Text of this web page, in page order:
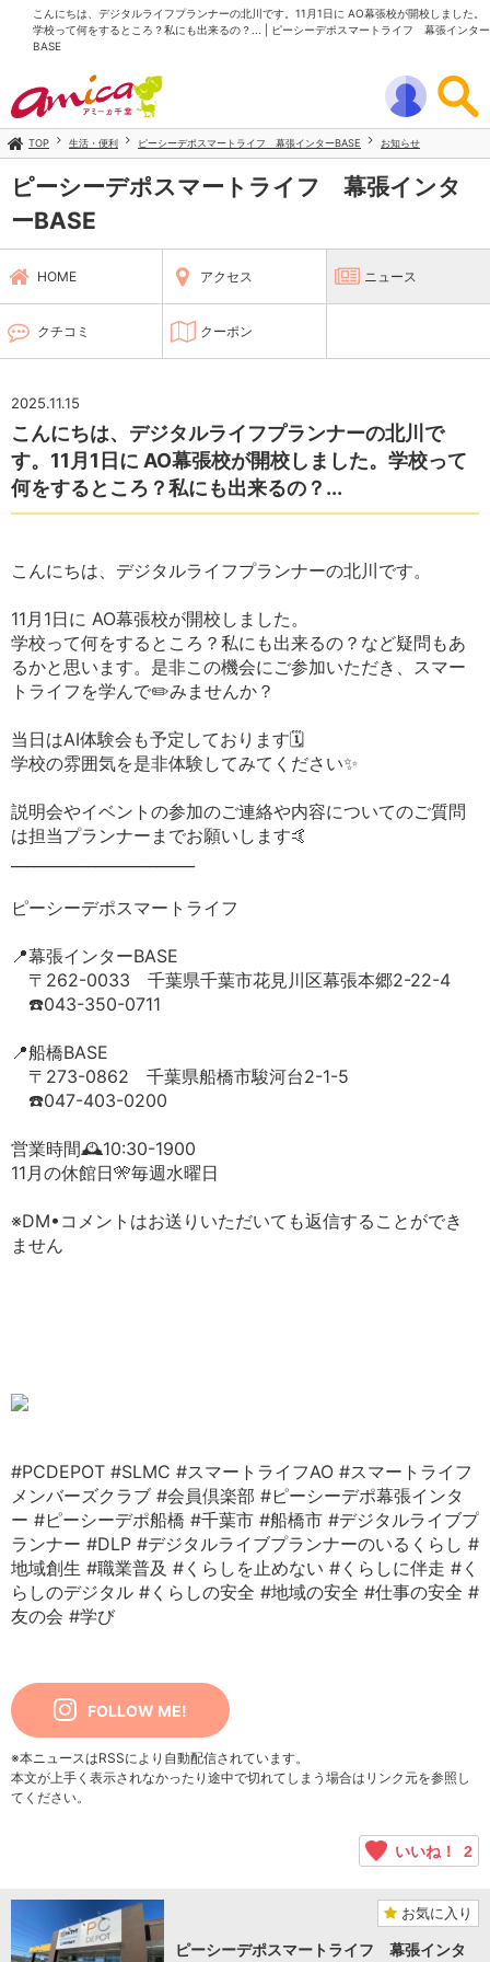
こんにちは、デジタルライフプランナーの北川です。11月1日に AO幕張校が開校しました。
学校って何をするところ？私にも出来るの？... | ピーシーデポスマートライフ 幕張インター
BASE
TOP 生活・便利 ピーシーデポスマートライフ 幕張インターBASE お知らせ
ピーシーデポスマートライフ 幕張インタ
ーBASE
HOME アクセス ニュース
クチコミ クーポン
2025.11.15
こんにちは、デジタルライフプランナーの北川で
す。11月1日に AO幕張校が開校しました。学校って
何をするところ？私にも出来るの？...
こんにちは、デジタルライフプランナーの北川です。
11月1日に AO幕張校が開校しました。
学校って何をするところ？私にも出来るの？など疑問もあ
るかと思います。是非この機会にご参加いただき、スマー
トライフを学んで✏️みませんか？
当日はAI体験会も予定しております🗓️
学校の雰囲気を是非体験してみてください✨
説明会やイベントの参加のご連絡や内容についてのご質問
は担当プランナーまでお願いします🤙
ピーシーデポスマートライフ
📍幕張インターBASE
〒262-0033 千葉県千葉市花見川区幕張本郷2-22-4
☎️043-350-0711
📍船橋BASE
〒273-0862 千葉県船橋市駿河台2-1-5
☎️047-403-0200
営業時間🕰️10:30-1900
11月の休館日🎌毎週水曜日
※DM•コメントはお送りいただいても返信することができ
ません
#PCDEPOT #SLMC #スマートライフAO #スマートライフ
メンバーズクラブ #会員倶楽部 #ピーシーデポ幕張インタ
ー #ピーシーデポ船橋 #千葉市 #船橋市 #デジタルライブプ
ランナー #DLP #デジタルライブプランナーのいるくらし #
地域創生 #職業普及 #くらしを止めない #くらしに伴走 #く
らしのデジタル #くらしの安全 #地域の安全 #仕事の安全 #
友の会 #学び
FOLLOW ME!
※本ニュースはRSSにより自動配信されています。
本文が上手く表示されなかったり途中で切れてしまう場合はリンク元を参照し
てください。
いいね！ 2
お気に入り
ピーシーデポスマートライフ 幕張インタ